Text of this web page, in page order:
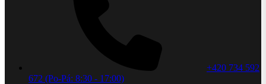
+420 734 592
672 (Po-Pá: 8:30 - 17:00)